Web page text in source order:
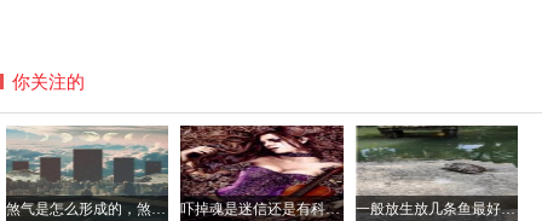
你关注的
煞气是怎么形成的，煞气重的人克身边的人真假？ 吓掉魂是迷信还是有科学依据，吓掉魂的症状有哪些？ 一般放生放几条鱼最好，经常放生的人身上有光真的吗？